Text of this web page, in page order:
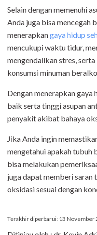
Selain dengan memenuhi
Anda juga bisa mencegah
menerapkangaya hidup
mencukupi waktu tidur,
mengendalikan stres,
konsumsi minuman
Dengan menerapkan gaya
baik serta tinggi asupan
penyakit akibat bahaya
Jika Anda ingin
mengetahui apakah tubuh
bisa melakukan
juga dapat memberi saran
oksidasi sesuai dengan
Terakhir diperbarui: 13 November